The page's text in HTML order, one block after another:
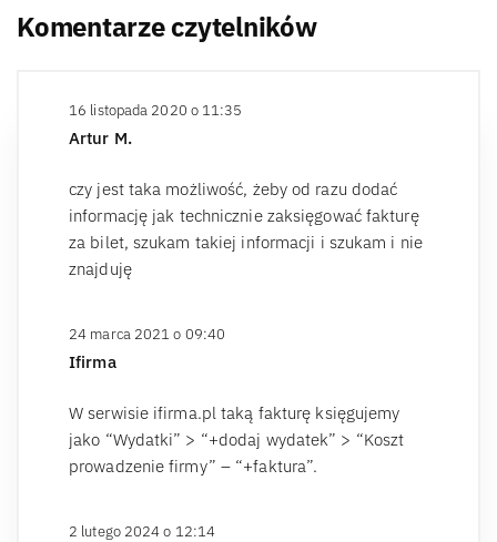
Komentarze czytelników
16 listopada 2020 o 11:35
Artur M.
czy jest taka możliwość, żeby od razu dodać
informację jak technicznie zaksięgować fakturę
za bilet, szukam takiej informacji i szukam i nie
znajduję
24 marca 2021 o 09:40
Ifirma
W serwisie ifirma.pl taką fakturę księgujemy
jako “Wydatki” > “+dodaj wydatek” > “Koszt
prowadzenie firmy” – “+faktura”.
2 lutego 2024 o 12:14